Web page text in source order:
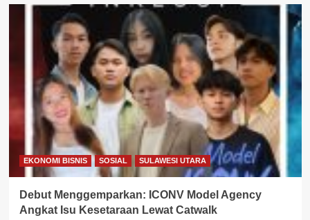
EKONOMI BISNIS SOSIAL SULAWESI UTARA
Debut Menggemparkan: ICONV Model Agency
Angkat Isu Kesetaraan Lewat Catwalk